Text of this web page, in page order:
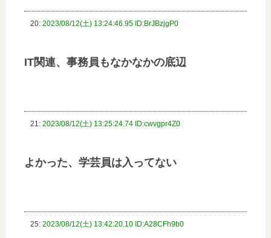
20: 2023/08/12(土) 13:24:46.95 ID:BrJBzjgP0
IT関連、事務員もなかなかの底辺
21: 2023/08/12(土) 13:25:24.74 ID:cwvgpr4Z0
よかった、学芸員は入ってない
25: 2023/08/12(土) 13:42:20.10 ID:A28CFh9b0